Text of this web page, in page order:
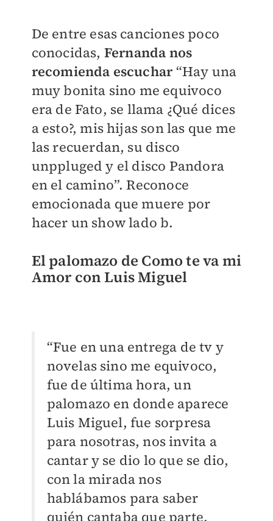
De entre esas canciones poco
conocidas, Fernanda nos
recomienda escuchar “Hay una
muy bonita sino me equivoco
era de Fato, se llama ¿Qué dices
a esto?, mis hijas son las que me
las recuerdan, su disco
unppluged y el disco Pandora
en el camino”. Reconoce
emocionada que muere por
hacer un show lado b.
El palomazo de Como te va mi
Amor con Luis Miguel
“Fue en una entrega de tv y
novelas sino me equivoco,
fue de última hora, un
palomazo en donde aparece
Luis Miguel, fue sorpresa
para nosotras, nos invita a
cantar y se dio lo que se dio,
con la mirada nos
hablábamos para saber
quién cantaba que parte,